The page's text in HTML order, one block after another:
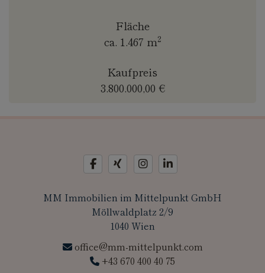
Fläche
ca. 1.467 m2
Kaufpreis
3.800.000,00 €
MM Immobilien im Mittelpunkt GmbH
Möllwaldplatz 2/9
1040 Wien
office@mm-mittelpunkt.com
+43 670 400 40 75